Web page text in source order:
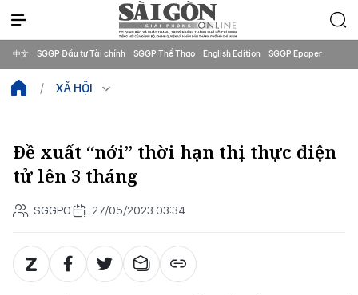
中文 SGGP Đầu tư Tài chính SGGP Thể Thao English Edition SGGP Epaper
XÃ HỘI
Đề xuất “nới” thời hạn thị thực điện
tử lên 3 tháng
SGGPO 27/05/2023 03:34